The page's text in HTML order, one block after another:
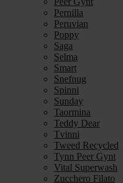
Pernilla
Peruvian
Poppy
Saga
Selma
Smart
Snefnug
Spinni
Sunday
Taormina
Teddy Dear
Tvinni
Tweed Recycled
Tynn Peer Gynt
Vital Superwash
Zucchero Filato